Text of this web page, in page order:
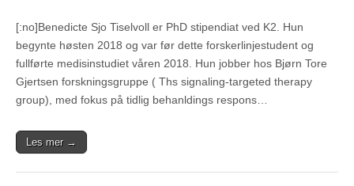
[:no]Benedicte Sjo Tiselvoll er PhD stipendiat ved K2. Hun
begynte høsten 2018 og var før dette forskerlinjestudent og
fullførte medisinstudiet våren 2018. Hun jobber hos Bjørn Tore
Gjertsen forskningsgruppe ( Ths signaling-targeted therapy
group), med fokus på tidlig behanldings respons…
Les mer →